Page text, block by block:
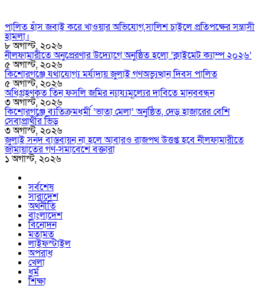
পালিত হাঁস জবাই করে খাওয়ার অভিযোগ,সালিশ চাইলে প্রতিপক্ষের সন্ত্রাসী
হামলা।
৮ অগাস্ট, ২০২৬
নীলফামারীতে অনুপ্রেরণার উদ্যোগে অনুষ্ঠিত হলো ‘ক্লাইমেট ক্যাম্প ২০২৬’
৫ অগাস্ট, ২০২৬
কিশোরগঞ্জে যথাযোগ্য মর্যাদায় জুলাই গণঅভ্যুত্থান দিবস পালিত
৫ অগাস্ট, ২০২৬
অধিগ্রহণকৃত তিন ফসলি জমির ন্যায্যমূল্যের দাবিতে মানববন্ধন
৩ অগাস্ট, ২০২৬
কিশোরগঞ্জে ব্যতিক্রমধর্মী ‘ভাতা মেলা’ অনুষ্ঠিত, দেড় হাজারের বেশি
সেবাপ্রার্থীর ভিড়
৩ অগাস্ট, ২০২৬
জুলাই সনদ বাস্তবায়ন না হলে আবারও রাজপথ উত্তপ্ত হবে নীলফামারীতে
জামায়াতের গণ-সমাবেশে বক্তারা
১ অগাস্ট, ২০২৬
সর্বশেষ
সারাদেশ
অর্থনীতি
বাংলাদেশ
বিনোদন
মতামত
লাইফস্টাইল
অপরাধ
খেলা
ধর্ম
শিক্ষা